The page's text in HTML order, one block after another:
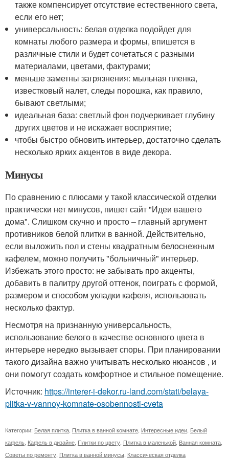
также компенсирует отсутствие естественного света,
если его нет;
универсальность: белая отделка подойдет для
комнаты любого размера и формы, впишется в
различные стили и будет сочетаться с разными
материалами, цветами, фактурами;
меньше заметны загрязнения: мыльная пленка,
известковый налет, следы порошка, как правило,
бывают светлыми;
идеальная база: светлый фон подчеркивает глубину
других цветов и не искажает восприятие;
чтобы быстро обновить интерьер, достаточно сделать
несколько ярких акцентов в виде декора.
Минусы
По сравнению с плюсами у такой классической отделки
практически нет минусов, пишет сайт "Идеи вашего
дома". Слишком скучно и просто – главный аргумент
противников белой плитки в ванной. Действительно,
если выложить пол и стены квадратным белоснежным
кафелем, можно получить "больничный" интерьер.
Избежать этого просто: не забывать про акценты,
добавить в палитру другой оттенок, поиграть с формой,
размером и способом укладки кафеля, использовать
несколько фактур.
Несмотря на признанную универсальность,
использование белого в качестве основного цвета в
интерьере нередко вызывает споры. При планировании
такого дизайна важно учитывать несколько нюансов , и
они помогут создать комфортное и стильное помещение.
Источник: https://interer-i-dekor.ru-land.com/stati/belaya-
plitka-v-vannoy-komnate-osobennosti-cveta
Категории: Белая плитка Плитка в ванной комнате Интересные идеи Белый
кафель Кафель в дизайне Плитки по цвету Плитка в маленькой Ванная комната
Советы по ремонту Плитка в ванной минусы Классическая отделка